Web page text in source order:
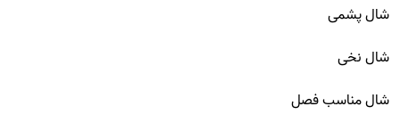
شال پشمی
شال نخی
شال مناسب فصل